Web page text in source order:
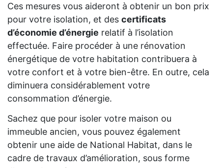
Ces mesures vous aideront à obtenir un bon prix
pour votre isolation, et des certificats
d’économie d’énergie relatif à l’isolation
effectuée. Faire procéder à une rénovation
énergétique de votre habitation contribuera à
votre confort et à votre bien-être. En outre, cela
diminuera considérablement votre
consommation d’énergie.
Sachez que pour isoler votre maison ou
immeuble ancien, vous pouvez également
obtenir une aide de National Habitat, dans le
cadre de travaux d’amélioration, sous forme